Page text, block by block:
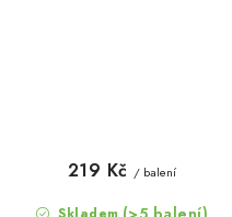
219 Kč / balení